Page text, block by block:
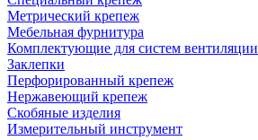
Метрический крепеж
Мебельная фурнитура
Комплектующие для систем вентиляции
Заклепки
Перфорированный крепеж
Нержавеющий крепеж
Скобяные изделия
Измерительный инструмент